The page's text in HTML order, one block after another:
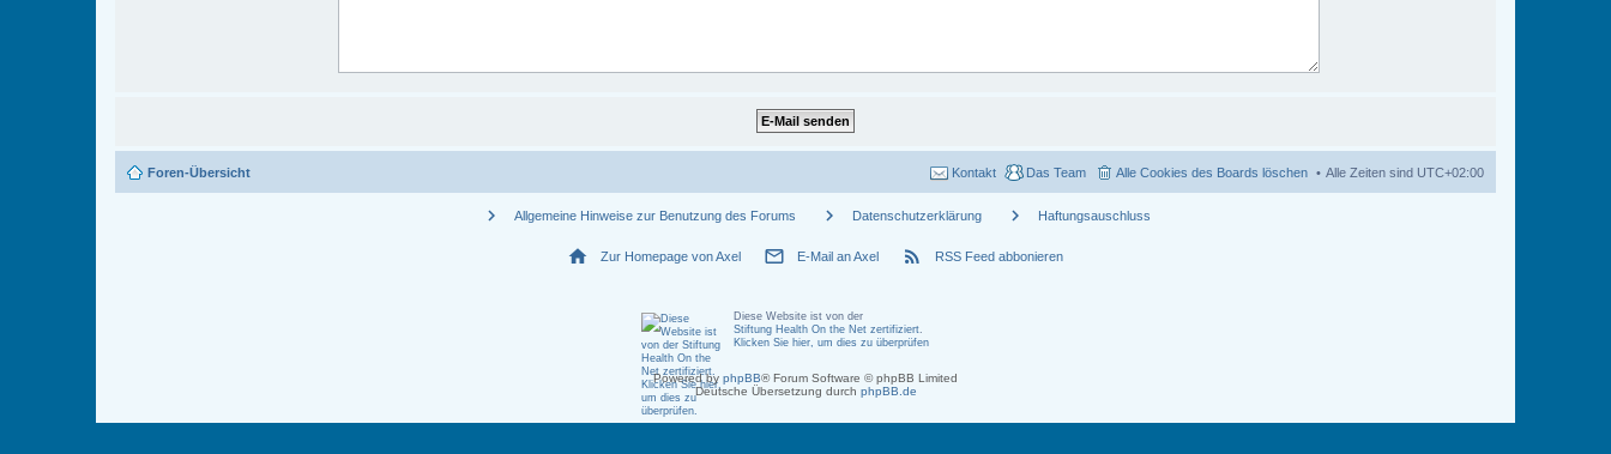
Foren-Übersicht Alle Zeiten sind UTC+02:00
Alle Cookies des Boards löschen
Das Team
Kontakt
chevron_right Allgemeine Hinweise zur Benutzung des Forums chevron_right Datenschutzerklärung chevron_right Haftungsauschluss
home Zur Homepage von Axel mail_outline E-Mail an Axel rss_feed RSS Feed abbonieren
Diese Website ist von der
Stiftung Health On the Net zertifiziert.
Klicken Sie hier, um dies zu überprüfen
Powered by phpBB® Forum Software © phpBB Limited
Deutsche Übersetzung durch phpBB.de